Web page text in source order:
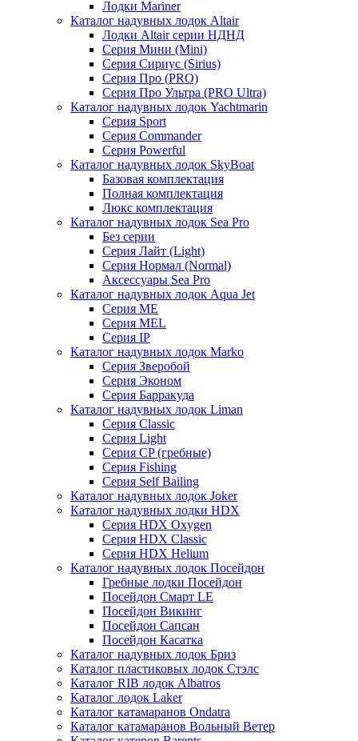
Лодки Mariner
Каталог надувных лодок Altair
Лодки Altair серии НДНД
Серия Мини (Mini)
Серия Сириус (Sirius)
Серия Про (PRO)
Серия Про Ультра (PRO Ultra)
Каталог надувных лодок Yachtmarin
Серия Sport
Серия Commander
Серия Powerful
Каталог надувных лодок SkyBoat
Базовая комплектация
Полная комплектация
Люкс комплектация
Каталог надувных лодок Sea Pro
Без серии
Серия Лайт (Light)
Серия Нормал (Normal)
Аксессуары Sea Pro
Каталог надувных лодок Aqua Jet
Серия ME
Серия MEL
Серия IP
Каталог надувных лодок Marko
Серия Зверобой
Серия Эконом
Серия Барракуда
Каталог надувных лодок Liman
Серия Classic
Серия Light
Серия CP (гребные)
Серия Fishing
Серия Self Bailing
Каталог надувных лодок Joker
Каталог надувных лодки HDX
Серия HDX Oxygen
Серия HDX Classic
Серия HDX Helium
Каталог надувных лодок Посейдон
Гребные лодки Посейдон
Посейдон Смарт LE
Посейдон Викинг
Посейдон Сапсан
Посейдон Касатка
Каталог надувных лодок Бриз
Каталог пластиковых лодок Стэлс
Каталог RIB лодок Albatros
Каталог лодок Laker
Каталог катамаранов Ondatra
Каталог катамаранов Вольный Ветер